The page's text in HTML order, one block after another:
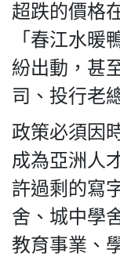
超跌的價格
「春江水暖
紛出動，甚
司、投行老
政策必須因
成為亞洲人
許過剩的寫
舍、城中學
教育事業、